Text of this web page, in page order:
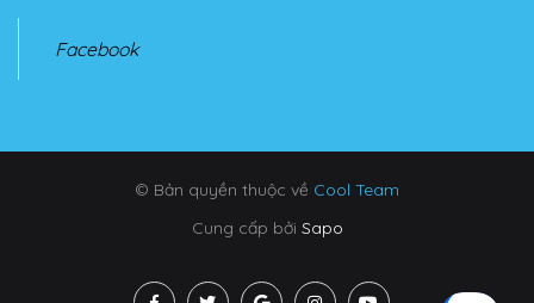
Facebook
© Bản quyền thuộc về Cool Team
Cung cấp bởi Sapo